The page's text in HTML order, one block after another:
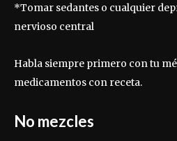
*Tomar sedantes o cualquier
nervioso central
Habla siempre primero con tu
medicamentos con receta.
No mezcles